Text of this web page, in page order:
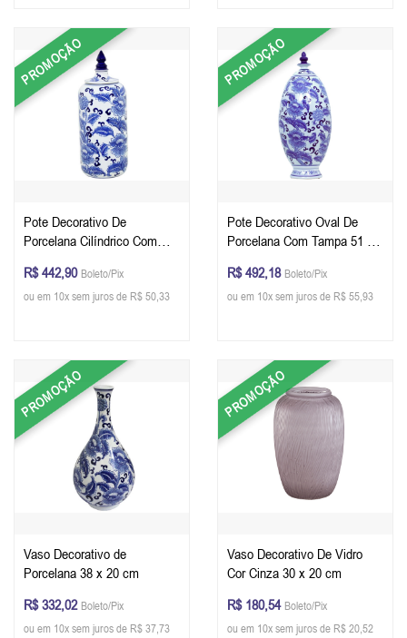
PROMOÇÃO
Pote Decorativo De
Porcelana Cilíndrico Com
R$ 442,90 Boleto/Pix
ou em 10x sem juros de R$ 50,33
PROMOÇÃO
Pote Decorativo Oval De
Porcelana Com Tampa 51 x
R$ 492,18 Boleto/Pix
ou em 10x sem juros de R$ 55,93
PROMOÇÃO
Vaso Decorativo de
Porcelana 38 x 20 cm
R$ 332,02 Boleto/Pix
ou em 10x sem juros de R$ 37,73
PROMOÇÃO
Vaso Decorativo De Vidro
Cor Cinza 30 x 20 cm
R$ 180,54 Boleto/Pix
ou em 10x sem juros de R$ 20,52